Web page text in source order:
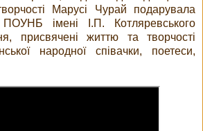
Марусі Чурай подарувала
ПОУНБ імені І.П. Котляревського
присвячені життю та творчості
народної співачки, поетеси,